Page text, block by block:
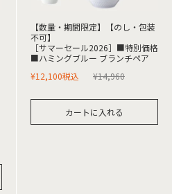
【数量・期間限定】【のし・包装
不可】
［サマーセール2026］■特別価格
■ハミングブルー ブランチペア
¥14,960
¥12,100税込
カートに入れる